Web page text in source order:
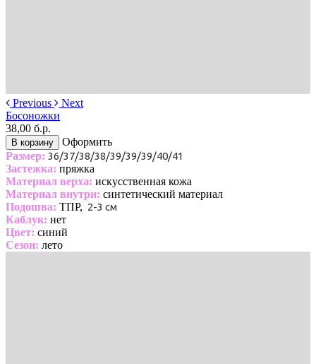
Previous
Next
Босоножки
38,00 б.р.
В корзину
Оформить
Размер: 36/37/38/38/39/39/39/40/41
Застежка: пряжка
Материал верха: искусственная кожа
Материал внутри: синтетический материал
Подошва: ТПР, 2-3 см
Каблук: нет
Цвет: синий
Сезон: лето